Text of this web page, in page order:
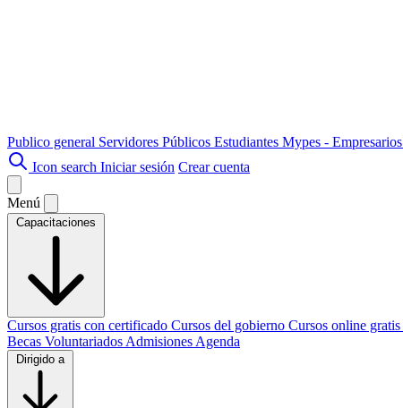
Publico general Servidores Públicos Estudiantes Mypes - Empresarios
Icon search Iniciar sesión Crear cuenta
Menú
Capacitaciones
Cursos gratis con certificado Cursos del gobierno Cursos online gratis
Becas Voluntariados Admisiones Agenda
Dirigido a